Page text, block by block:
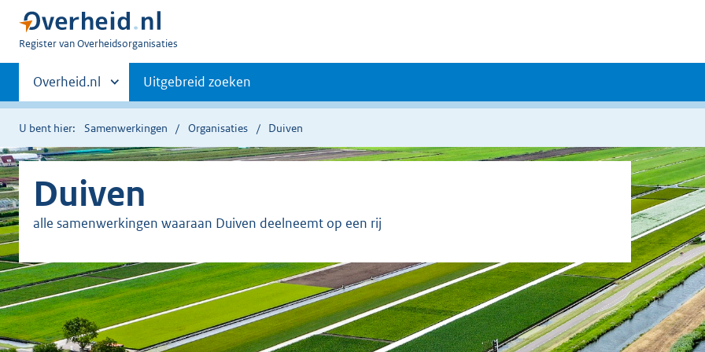
U
Register van Overheidsorganisaties
Primaire
navigatie
Andere
sites
binnen
Overheid.nl Uitgebreid zoeken
U bent hier: Samenwerkingen Organisaties Duiven
Duiven
alle samenwerkingen waaraan Duiven deelneemt op een rij